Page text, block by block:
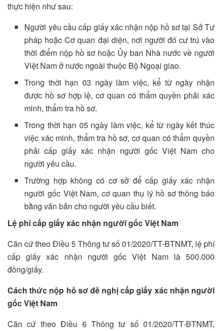
thực hiện như sau:
Người yêu cầu cấp giấy xác nhận nộp hồ sơ tại Sở Tư
pháp hoặc Cơ quan đại diện, nơi người đó cư trú vào
thời điểm nộp hồ sơ hoặc Ủy ban Nhà nước về người
Việt Nam ở nước ngoài thuộc Bộ Ngoại giao.
Trong thời hạn 03 ngày làm việc, kể từ ngày nhận
được hồ sơ hợp lệ, cơ quan có thẩm quyền phải xác
minh, thẩm tra hồ sơ.
Trong thời hạn 05 ngày làm việc, kể từ ngày kết thúc
việc xác minh, thẩm tra hồ sơ, cơ quan có thẩm quyền
phải cấp giấy xác nhận người gốc Việt Nam cho
người yêu cầu.
Trường hợp không có cơ sở để cấp giấy xác nhận
người gốc Việt Nam, cơ quan thụ lý hồ sơ thông báo
bằng văn bản cho người yêu cầu biết.
Lệ phí cấp giấy xác nhận người gốc Việt Nam
Căn cứ theo Điều 5 Thông tư số 01/2020/TT-BTNMT, lệ phí
cấp giấy xác nhận người gốc Việt Nam là 500.000
đồng/giấy.
Cách thức nộp hồ sơ đề nghị cấp giấy xác nhận người
gốc Việt Nam
Căn cứ theo Điều 6 Thông tư số 01/2020/TT-BTNMT,